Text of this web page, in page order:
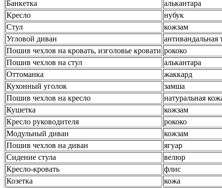
Банкетка
алькантара
Кресло
нубук
Стул
кожзам
Угловой диван
антивандальная
Пошив чехлов на кровать, изголовье кровати рококо
Пошив чехлов на стул
алькантара
Оттоманка
жаккард
Кухонный уголок
замша
Пошив чехлов на кресло
натуральная
Кушетка
кожзам
Кресло руководителя
рококо
Модульный диван
кожзам
Пошив чехлов на диван
ягуар
Сидение стула
велюр
Кресло-кровать
флис
Козетка
кожа